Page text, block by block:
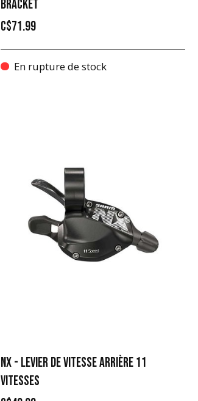
BRACKET
C$71.99
En rupture de stock
NX - LEVIER DE VITESSE ARRIÈRE 11
VITESSES